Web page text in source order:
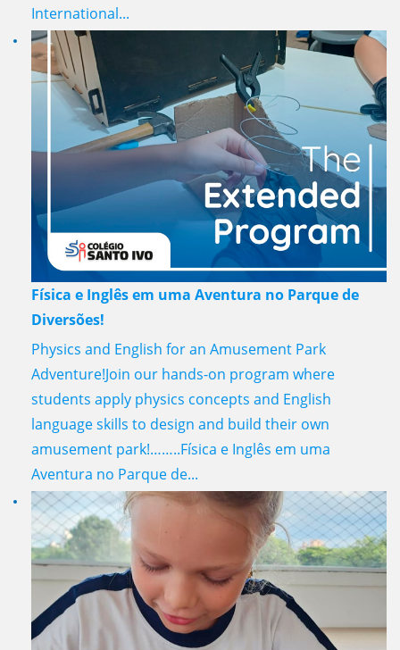
International...
Física e Inglês em uma Aventura no Parque de
Diversões!
Physics and English for an Amusement Park
Adventure!Join our hands-on program where
students apply physics concepts and English
language skills to design and build their own
amusement park!……..Física e Inglês em uma
Aventura no Parque de...